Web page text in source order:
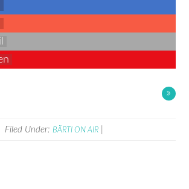
»
Filed Under: BÄRTI ON AIR|